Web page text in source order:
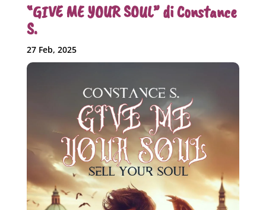
“GIVE ME YOUR SOUL” di Constance
S.
27 Feb, 2025